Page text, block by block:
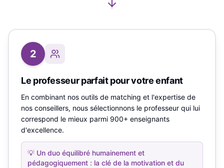
2
Le professeur parfait pour votre enfant
En combinant nos outils de matching et l'expertise de
nos conseillers, nous sélectionnons le professeur qui lui
correspond le mieux parmi 900+ enseignants
d'excellence.
💡 Un duo équilibré humainement et
pédagogiquement : la clé de la motivation et du